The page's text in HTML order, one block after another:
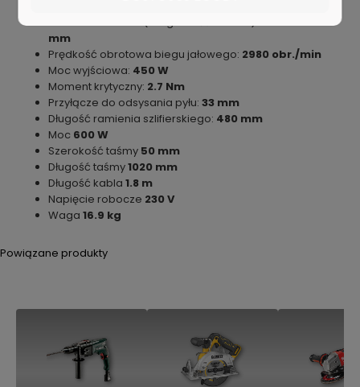
Tarcze szlifierskie (Ø x grubość x otwór):200 x 25 x 32
mm
Prędkość obrotowa biegu jałowego: 2980 obr./min
Moc wyjściowa: 450 W
Moment krytyczny: 2.7 Nm
Przyłącze do odsysania pyłu: 33 mm
Długość ramienia szlifierskiego: 480 mm
Moc 600 W
Szerokość taśmy 50 mm
Długość taśmy1020 mm
Długość kabla 1.8 m
Napięcie robocze 230 V
Waga 16.9 kg
Powiązane produkty